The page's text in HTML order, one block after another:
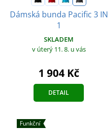
Dámská bunda Pacific 3 IN
1
SKLADEM
v úterý 11. 8. u vás
1 904 Kč
DETAIL
Funkční